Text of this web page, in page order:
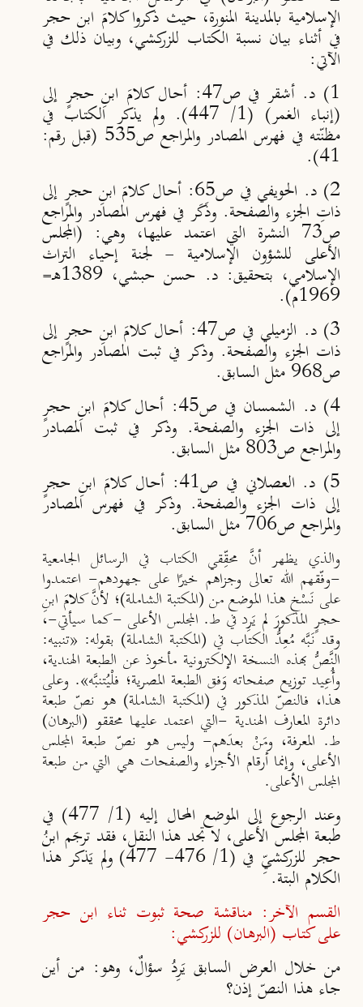
الإسلامية بالمدينة المنورة، حيث ذكروا كلامَ ابن حجر
في أثناء بيان نسبة الكتاب للزركشي، وبيان ذلك في
الآتي:
1) د. أشقر في ص47: أحال كلامَ ابنِ حجرٍ إلى
(إنباء الغمر) (1/ 447 ). ولم يذكر الكتاب في
مظنّته في فهرس المصادر والمراجع ص535 (قبل رقم:
41).
2) د. الحويفي في ص65: أحال كلامَ ابنِ حجرٍ إلى
ذاتِ الجزء والصفحة. وذَكَر في فهرس المصادر والمراجع
ص73 النشرة التي اعتمد عليها، وهي: (المجلس
الأعلى للشؤون الإسلامية - لجنة إحياء التراث
الإسلامي، بتحقيق: د. حسن حبشي، 1389هـ=
1969م).
3) د. الزميلي في ص47: أحال كلامَ ابنِ حجرٍ إلى
ذات الجزء والصفحة. وذكر في ثبت المصادر والمراجع
ص968 مثل السابق.
4) د. الشمسان في ص45: أحال كلامَ ابنِ حجرٍ
إلى ذات الجزء والصفحة. وذكر في ثبت المصادر
والمراجع ص803 مثل السابق.
5) د. العصلاني في ص41: أحال كلامَ ابنِ حجرٍ
إلى ذات الجزء والصفحة. وذكر في فهرس المصادر
والمراجع ص706 مثل السابق.
والذي يظهر أنَّ محقِّقي الكتاب في الرسائل الجامعية
-وفّقهم الله تعالى وجزاهم خيرًا على جهودهم- اعتمدوا
على نَسْخِ هذا الموضع من (المكتبة الشاملة)؛ لأنَّ كلامَ ابنِ
حجرٍ المذكورَ لم يَرِد في ط. المجلس الأعلى -كما سيأتي-،
وقد نَبَّه مُعِدُّ الكتاب في (المكتبة الشاملة) بقوله: «تنبيه:
النَّصُّ بهذه النسخة الإلكترونية مأخوذ عن الطبعة الهندية،
وأُعِيد توزيع صفحاته وَفق الطبعة المصرية؛ فلْيُتنبَّه». وعلى
هذا، فالنصّ المذكور في (المكتبة الشاملة) هو نصّ طبعة
دائرة المعارف الهندية -التي اعتمد عليها محققو (البرهان)
ط. المعرفة، ومَنْ بعدَهم- وليس هو نصّ طبعة المجلس
الأعلى، وإنما أرقام الأجزاء والصفحات هي التي من طبعة
المجلس الأعلى.
وعند الرجوع إلى الموضع المحال إليه (1/ 477) في
طبعة المجلس الأعلى، لا تجد هذا النقل، فقد ترجَم ابنُ
حجر للزركشيِّ في (1/ 476- 477) ولم يَذكر هذا
الكلام البتة.
القسم الآخر: مناقشة صحة ثبوت ثناء ابن حجر
على كتاب (البرهان) للزركشي:
من خلال العرض السابق يَرِدُ سؤالٌ، وهو: من أين
جاء هذا النصّ إذن؟